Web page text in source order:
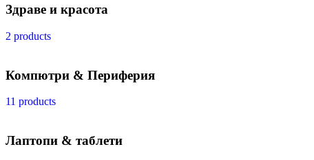
Здраве и красота
2 products
Компютри & Периферия
11 products
Лаптопи & таблети